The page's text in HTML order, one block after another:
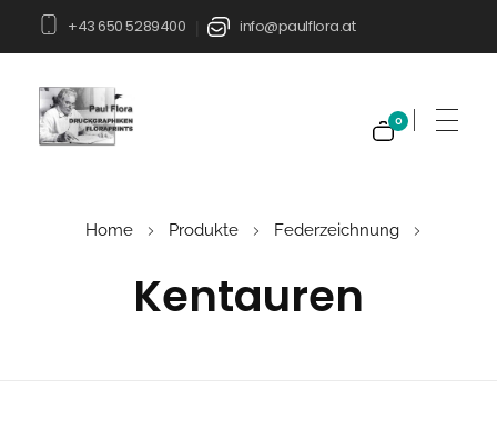
+43 650 5289400 info@paulflora.at
0
Home Produkte Federzeichnung
Kentauren